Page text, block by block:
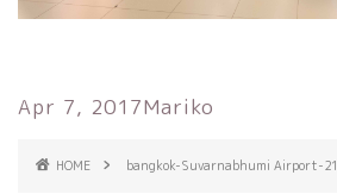
Apr 7, 2017Mariko
HOME bangkok-Suvarnabhumi Airport-21